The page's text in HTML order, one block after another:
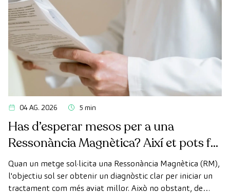
04 AG. 2026 5 min
Has d’esperar mesos per a una
Ressonància Magnètica? Així et pots fer
la prova de manera ràpida com a
pacient privat
Quan un metge sol·licita una Ressonància Magnètica (RM),
l'objectiu sol ser obtenir un diagnòstic clar per iniciar un
tractament com més aviat millor. Això no obstant, de